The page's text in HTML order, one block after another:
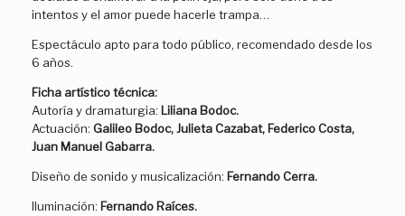
intentos y el amor puede hacerle trampa…
Espectáculo apto para todo público, recomendado desde los
6 años.
Ficha artístico técnica:
Autoría y dramaturgia: Liliana Bodoc.
Actuación: Galileo Bodoc, Julieta Cazabat, Federico Costa,
Juan Manuel Gabarra.
Diseño de sonido y musicalización: Fernando Cerra.
Iluminación: Fernando Raíces.